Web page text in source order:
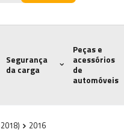
Segurança
da carga
Peças e
acessórios
de
automóveis
2016